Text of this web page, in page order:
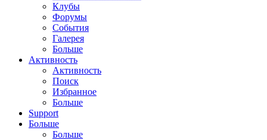
Клубы
Форумы
События
Галерея
Больше
Активность
Активность
Поиск
Избранное
Больше
Support
Больше
Больше